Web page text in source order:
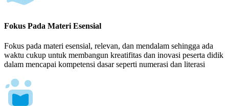
Fokus Pada Materi Esensial
Fokus pada materi esensial, relevan, dan mendalam sehingga ada
waktu cukup untuk membangun kreatifitas dan inovasi peserta didik
dalam mencapai kompetensi dasar seperti numerasi dan literasi